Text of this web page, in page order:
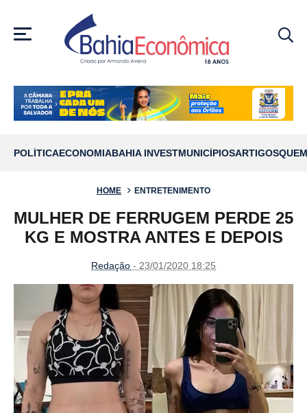
MENU
POLÍTICAECONOMIABAHIA INVESTMUNICÍPIOSARTIGOS
HOME ENTRETENIMENTO
MULHER DE FERRUGEM PERDE 25
KG E MOSTRA ANTES E DEPOIS
Redação - 23/01/2020 18:25